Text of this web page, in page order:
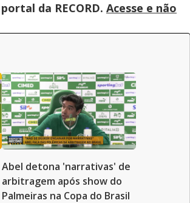
da RECORD. Acesse e não
Abel detona 'narrativas' de
arbitragem após show do
Palmeiras na Copa do Brasil